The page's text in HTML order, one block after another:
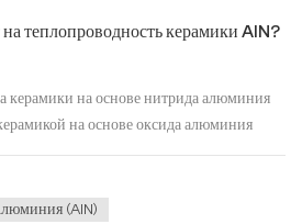
теплопроводность керамики AlN?
керамики на основе нитрида алюминия
на основе оксида алюминия
алюминия (AlN) предлагают следующие
Самым значительным преимуществом
высокая теплопроводность,...
(AlN)